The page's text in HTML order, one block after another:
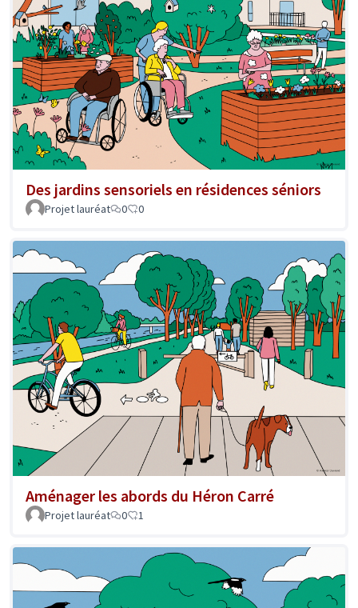
Des jardins sensoriels en résidences séniors
Projet lauréat 0 0
Aménager les abords du Héron Carré
Projet lauréat 0 1